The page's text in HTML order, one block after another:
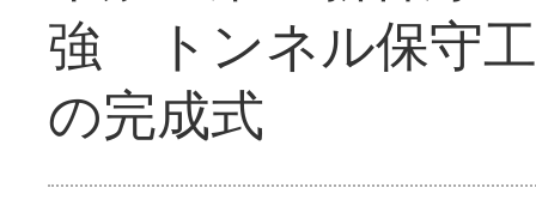
強 トンネル保守
の完成式